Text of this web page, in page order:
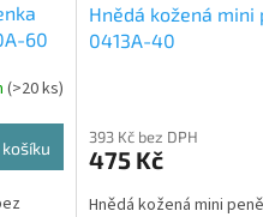
60
(>20 ks)
Hnědá kožená mini
0413A-40
393 Kč bez DPH
475 Kč
Hnědá kožená mini